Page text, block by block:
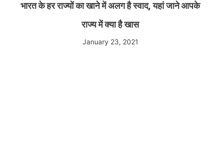
भारत के हर राज्यों का खाने में अलग है स्वाद, यहां जाने आपके
राज्य में क्या है खास
January 23, 2021